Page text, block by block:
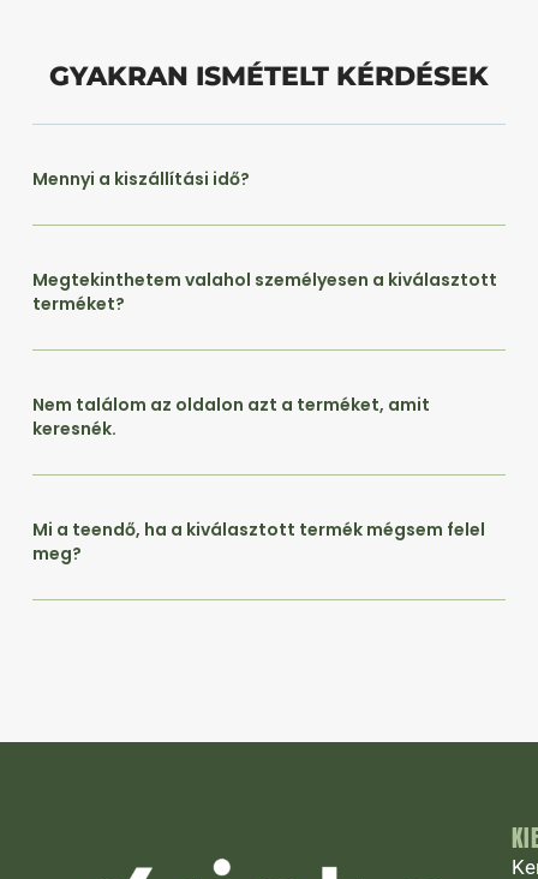
GYAKRAN ISMÉTELT KÉRDÉSEK
Mennyi a kiszállítási idő?
Megtekinthetem valahol személyesen a kiválasztott
terméket?
Nem találom az oldalon azt a terméket, amit
keresnék.
Mi a teendő, ha a kiválasztott termék mégsem felel
meg?